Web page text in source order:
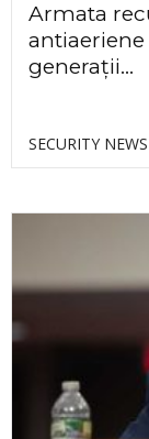
Armata
generații...
SECURITY NEWS